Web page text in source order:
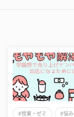
#授業・ゼミ #悩み